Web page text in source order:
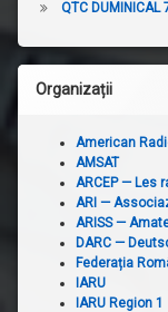
QTC
Organizații
American
AMSAT
ARCEP — Les
ARI —
ARISS —
DARC —
Federația
IARU
IARU Region 1